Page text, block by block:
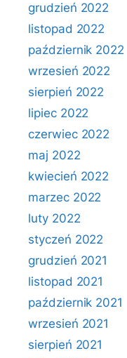
grudzień 2022
listopad 2022
październik 2022
wrzesień 2022
sierpień 2022
lipiec 2022
czerwiec 2022
maj 2022
kwiecień 2022
marzec 2022
luty 2022
styczeń 2022
grudzień 2021
listopad 2021
październik 2021
wrzesień 2021
sierpień 2021